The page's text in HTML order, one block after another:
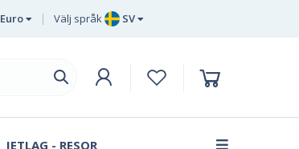
Euro Välj språk SV
JETLAG - RESOR